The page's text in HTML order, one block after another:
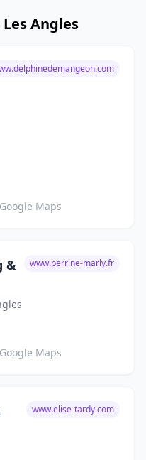
Angles
Google Maps
&
www.perrine-marly.fr
Google Maps
www.elise-tardy.com